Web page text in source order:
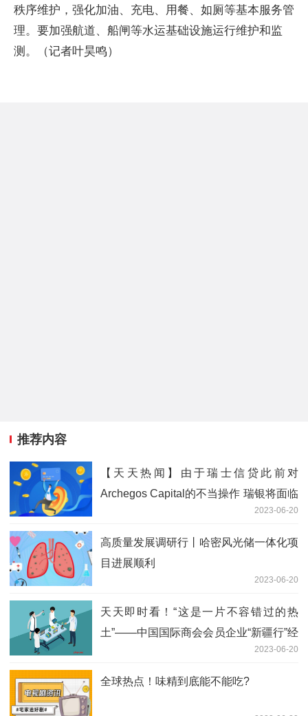
秩序维护，强化加油、充电、用餐、如厕等基本服务管
理。要加强航道、船闸等水运基础设施运行维护和监
测。（记者叶昊鸣）
推荐内容
【天天热闻】由于瑞士信贷此前对
Archegos Capital的不当操作 瑞银将面临
2023-06-20
高质量发展调研行丨哈密风光储一体化项
目进展顺利
2023-06-20
天天即时看！“这是一片不容错过的热
土”——中国国际商会会员企业“新疆行”经
2023-06-20
全球热点！味精到底能不能吃?